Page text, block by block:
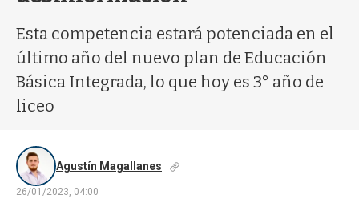
Esta competencia estará potenciada en el
último año del nuevo plan de Educación
Básica Integrada, lo que hoy es 3° año de
liceo
Agustín Magallanes
26/01/2023, 04:00